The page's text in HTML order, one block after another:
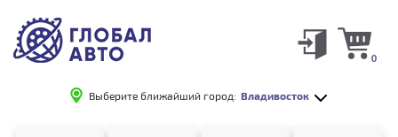
Выберите ближайший город: Владивосток
0